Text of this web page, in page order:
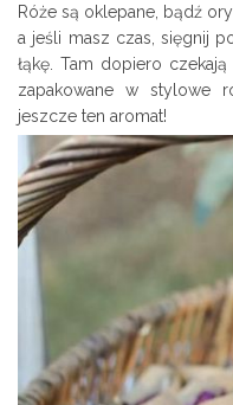
Róże są oklepane, bądź
a jeśli masz czas, sięgnij
łąkę. Tam dopiero
zapakowane w stylowe
jeszcze ten aromat!